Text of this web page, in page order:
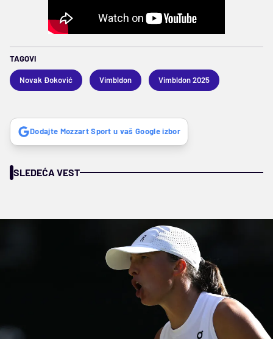
TAGOVI
Novak Đoković Vimbldon Vimbldon 2025
Dodajte Mozzart Sport u vaš Google izbor
SLEDEĆA VEST